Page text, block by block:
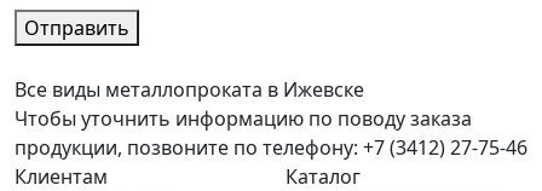
Отправить
Все виды металлопроката в Ижевске
Чтобы уточнить информацию по поводу заказа
продукции, позвоните по телефону: +7 (3412) 27-75-46
Клиентам
Каталог